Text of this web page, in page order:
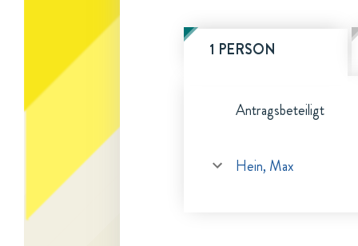
1 PERSON
Antragsbeteiligt
Hein, Max